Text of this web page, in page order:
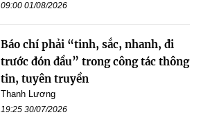
09:00 01/08/2026
Báo chí phải “tinh, sắc, nhanh, đi
trước đón đầu” trong công tác thông
tin, tuyên truyền
Thanh Lương
19:25 30/07/2026